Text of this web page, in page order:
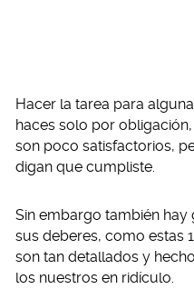
Hacer la tarea para
haces solo por
son poco satisfactorios,
digan que cumpliste.
Sin embargo también
sus deberes, como estas
son tan detallados y
los nuestros en ridículo.